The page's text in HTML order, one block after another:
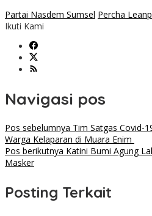
Partai Nasdem Sumsel Percha
Ikuti Kami
Navigasi pos
Pos sebelumnya Tim Satgas Covid-
Warga Kelaparan di Muara Enim
Pos berikutnya Katini Bumi Agung
Masker
Posting Terkait